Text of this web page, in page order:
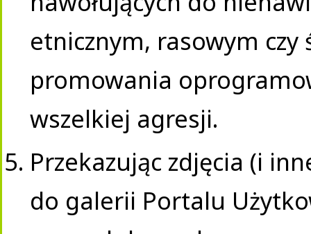
etnicznym, rasowym
promowania
wszelkiej agresji.
Przekazując zdjęcia (i
do galerii Portalu